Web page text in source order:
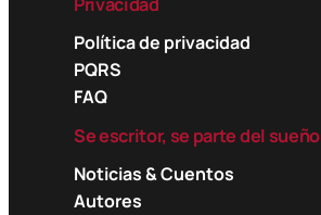
Política de privacidad
PQRS
FAQ
Se escritor, se parte del sueño
Noticias & Cuentos
Autores